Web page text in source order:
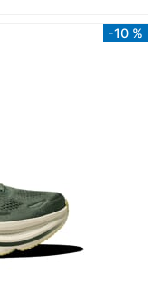
-10 %